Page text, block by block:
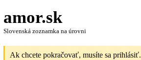
amor.sk
Slovenská zoznamka na úrovni
Ak chcete pokračovať, musíte sa prihlásiť.